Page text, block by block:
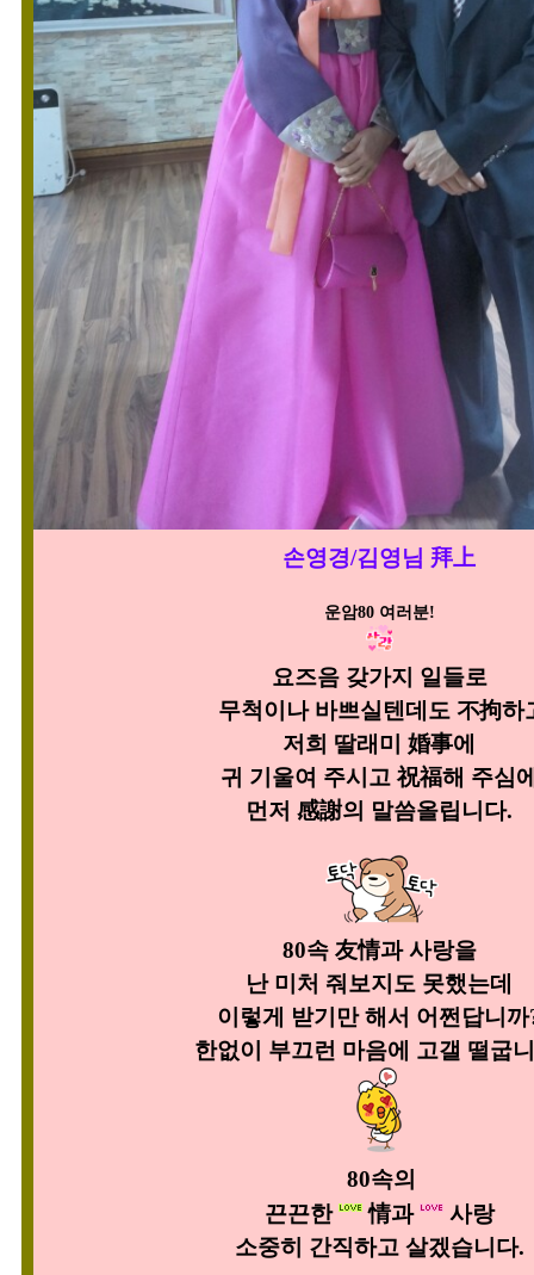
손영경/김영님 拜上
운암80 여러분!
요즈음 갖가지 일들로
무척이나 바쁘실텐데도 不拘하
저희 딸래미 婚事에
귀 기울여 주시고祝福해 주심
먼저 感謝의 말씀올립니다.
80속 友情과 사랑을
난 미처 줘보지도 못했는데
이렇게 받기만 해서 어쩐답니까
한없이 부끄런 마음에 고갤 떨굽
80속의
끈끈한
情과
사랑
소중히 간직하고 살겠습니다.